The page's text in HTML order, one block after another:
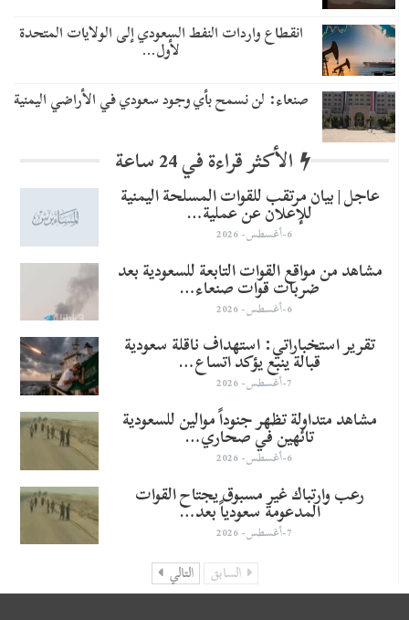
انقطاع واردات النفط السعودي إلى الولايات المتحدة
لأول…
صنعاء: لن نسمح بأي وجود سعودي في الأراضي اليمنية
الأكثر قراءة في 24 ساعة
عاجل | بيان مرتقب للقوات المسلحة اليمنية
للإعلان عن عملية…
6-أغسطس- 2026
مشاهد من مواقع القوات التابعة للسعودية بعد
ضربات قوات صنعاء…
6-أغسطس- 2026
تقرير استخباراتي: استهداف ناقلة سعودية
قبالة ينبع يؤكد اتساع…
7-أغسطس- 2026
مشاهد متداولة تظهر جنوداً موالين للسعودية
تائهين في صحاري…
6-أغسطس- 2026
رعب وارتباك غير مسبوق يجتاح القوات
المدعومة سعودياً بعد…
7-أغسطس- 2026
السابق التالي